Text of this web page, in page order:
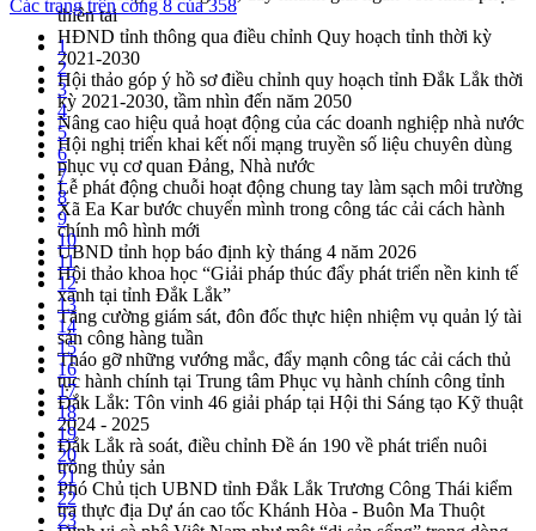
thiên tai
HĐND tỉnh thông qua điều chỉnh Quy hoạch tỉnh thời kỳ
2021-2030
Hội thảo góp ý hồ sơ điều chỉnh quy hoạch tỉnh Đắk Lắk thời
kỳ 2021-2030, tầm nhìn đến năm 2050
Nâng cao hiệu quả hoạt động của các doanh nghiệp nhà nước
Hội nghị triển khai kết nối mạng truyền số liệu chuyên dùng
phục vụ cơ quan Đảng, Nhà nước
Lễ phát động chuỗi hoạt động chung tay làm sạch môi trường
Xã Ea Kar bước chuyển mình trong công tác cải cách hành
chính mô hình mới
UBND tỉnh họp báo định kỳ tháng 4 năm 2026
Hội thảo khoa học “Giải pháp thúc đẩy phát triển nền kinh tế
xanh tại tỉnh Đắk Lắk”
Tăng cường giám sát, đôn đốc thực hiện nhiệm vụ quản lý tài
sản công hàng tuần
Tháo gỡ những vướng mắc, đẩy mạnh công tác cải cách thủ
tục hành chính tại Trung tâm Phục vụ hành chính công tỉnh
Đắk Lắk: Tôn vinh 46 giải pháp tại Hội thi Sáng tạo Kỹ thuật
2024 - 2025
Đắk Lắk rà soát, điều chỉnh Đề án 190 về phát triển nuôi
trồng thủy sản
Phó Chủ tịch UBND tỉnh Đắk Lắk Trương Công Thái kiểm
tra thực địa Dự án cao tốc Khánh Hòa - Buôn Ma Thuột
Các trang trên cổng 8 của 358
1
2
3
4
5
6
7
8
9
10
11
12
13
14
15
16
17
18
19
20
21
22
23